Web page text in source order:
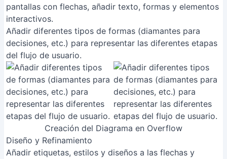
pantallas con flechas, añadir texto, formas y elementos
interactivos.
Añadir diferentes tipos de formas (diamantes para
decisiones, etc.) para representar las diferentes etapas
del flujo de usuario.
Creación del Diagrama en Overflow
Diseño y Refinamiento
Añadir etiquetas, estilos y diseños a las flechas y